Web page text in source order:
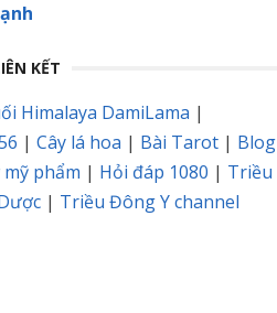
KẾT
Himalaya DamiLama |
| Cây lá hoa | Bài Tarot | Blog
phẩm | Hỏi đáp 1080 | Triều
| Triều Đông Y channel